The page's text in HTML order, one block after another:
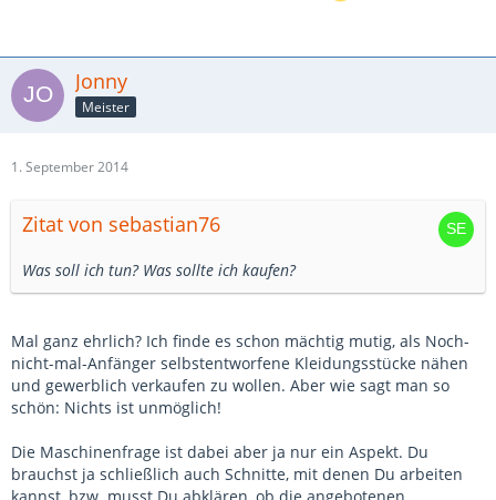
Jonny
Meister
1. September 2014
Zitat von sebastian76
Was soll ich tun? Was sollte ich kaufen?
Mal ganz ehrlich? Ich finde es schon mächtig mutig, als Noch-
nicht-mal-Anfänger selbstentworfene Kleidungsstücke nähen
und gewerblich verkaufen zu wollen. Aber wie sagt man so
schön: Nichts ist unmöglich!
Die Maschinenfrage ist dabei aber ja nur ein Aspekt. Du
brauchst ja schließlich auch Schnitte, mit denen Du arbeiten